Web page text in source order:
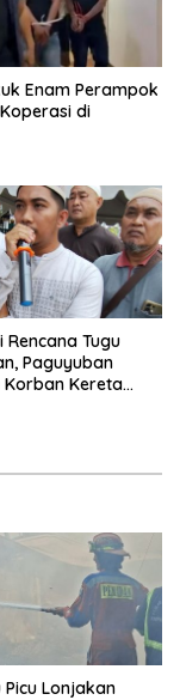
Enam Perampok
di
Rencana Tugu
Paguyuban
Korban Kereta
Lonjakan